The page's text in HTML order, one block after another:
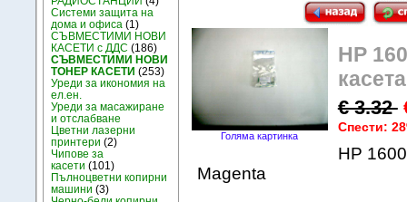
Системи защита на
дома и офиса (1)
СЪВМЕСТИМИ НОВИ
КАСЕТИ с ДДС (186)
СЪВМЕСТИМИ НОВИ
ТОНЕР КАСЕТИ (253)
Уреди за икономия на
ел.ен.
Уреди за масажиране
и отслабване
Цветни лазерни
принтери (2)
Чипове за
касети (101)
Пълноцветни копирни
машини (3)
Голяма картинка
HP
€ 3.32
Спести:
HP
Magenta